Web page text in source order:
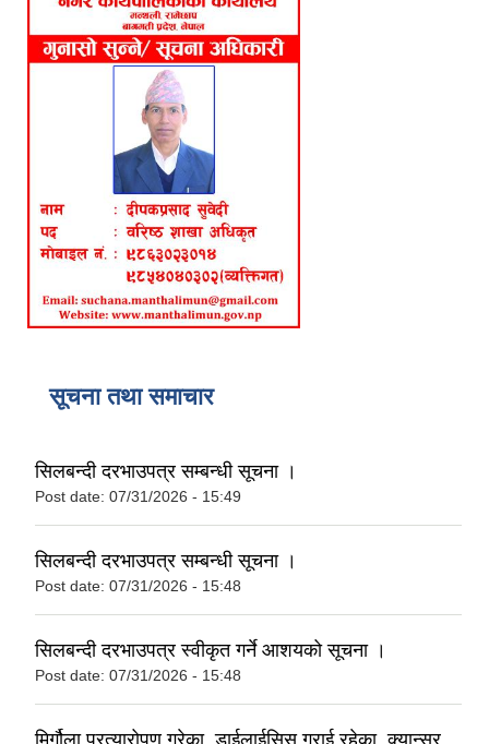
सूचना तथा समाचार
सिलबन्दी दरभाउपत्र सम्बन्धी सूचना ।
Post date: 07/31/2026 - 15:49
सिलबन्दी दरभाउपत्र सम्बन्धी सूचना ।
Post date: 07/31/2026 - 15:48
सिलबन्दी दरभाउपत्र स्वीकृत गर्ने आशयको सूचना ।
Post date: 07/31/2026 - 15:48
मिर्गौला प्रत्यारोपण गरेका, डाईलाईसिस गराई रहेका, क्यान्सर